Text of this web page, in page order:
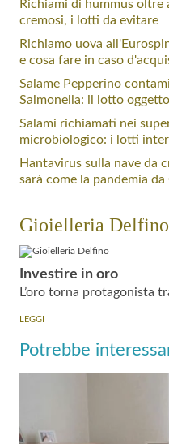
Richiami di hummus
cremosi, i lotti da evitare
Richiamo uova
e cosa fare in caso
Salame Pepperino
Salmonella: il lotto
Salami richiamati nei
microbiologico: i lotti
Hantavirus sulla nave da
sarà come la pandemia da
Gioielleria Delfino
Investire in oro
L’oro torna protagonista
LEGGI